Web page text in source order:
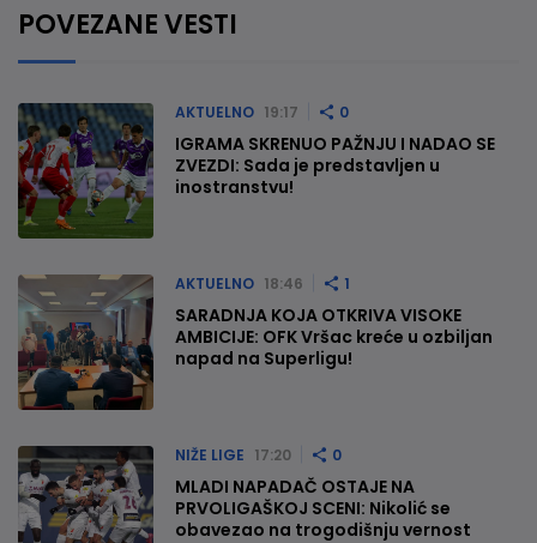
POVEZANE VESTI
AKTUELNO 19:17 0
IGRAMA SKRENUO PAŽNJU I NADAO SE
ZVEZDI: Sada je predstavljen u
inostranstvu!
AKTUELNO 18:46 1
SARADNJA KOJA OTKRIVA VISOKE
AMBICIJE: OFK Vršac kreće u ozbiljan
napad na Superligu!
NIŽE LIGE 17:20 0
MLADI NAPADAČ OSTAJE NA
PRVOLIGAŠKOJ SCENI: Nikolić se
obavezao na trogodišnju vernost